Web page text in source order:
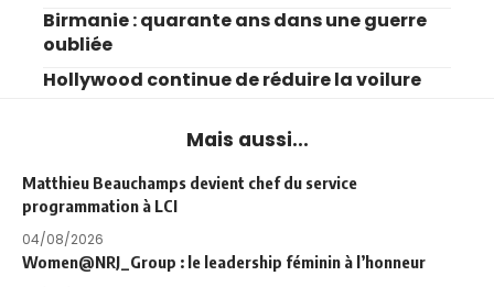
Birmanie : quarante ans dans une guerre
oubliée
Hollywood continue de réduire la voilure
Mais aussi...
Matthieu Beauchamps devient chef du service
programmation à LCI
04/08/2026
Women@NRJ_Group : le leadership féminin à l’honneur